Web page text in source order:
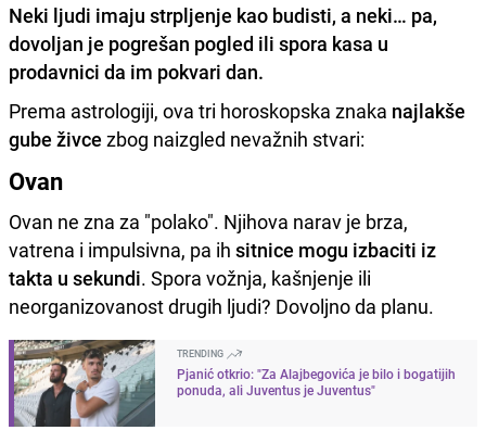
Neki ljudi imaju strpljenje kao budisti, a neki… pa,
dovoljan je pogrešan pogled ili spora kasa u
prodavnici da im pokvari dan.
Prema astrologiji, ova tri horoskopska znaka najlakše
gube živce zbog naizgled nevažnih stvari:
Ovan
Ovan ne zna za "polako". Njihova narav je brza,
vatrena i impulsivna, pa ih sitnice mogu izbaciti iz
takta u sekundi. Spora vožnja, kašnjenje ili
neorganizovanost drugih ljudi? Dovoljno da planu.
TRENDING
Pjanić otkrio: "Za Alajbegovića je bilo i bogatijih
ponuda, ali Juventus je Juventus"